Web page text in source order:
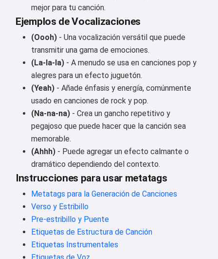
mejor para tu canción.
Ejemplos de Vocalizaciones
(Oooh) - Una vocalización versátil que puede
transmitir una gama de emociones.
(La-la-la) - A menudo se usa en canciones pop y
alegres para un efecto juguetón.
(Yeah) - Añade énfasis y energía, comúnmente
usado en canciones de rock y pop.
(Na-na-na) - Crea un gancho repetitivo y
pegajoso que puede hacer que la canción sea
memorable.
(Ahhh) - Puede agregar un efecto calmante o
dramático dependiendo del contexto.
Instrucciones para usar metatags
Metatags para la Generación de Canciones
Verso y Estribillo
Pre-estribillo y Puente
Etiquetas de Estructura de Canción
Etiquetas Instrumentales